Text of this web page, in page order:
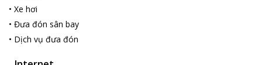
• Xe hơi
• Đưa đón sân bay
• Dịch vụ đưa đón